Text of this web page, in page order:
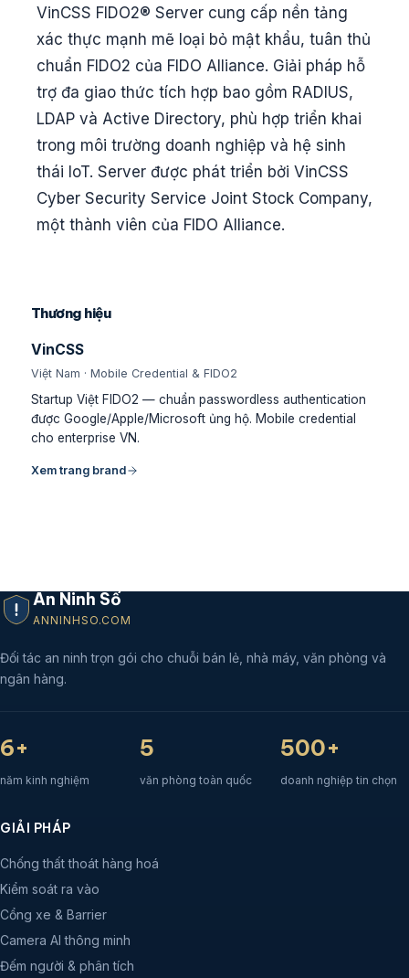
VinCSS FIDO2® Server cung cấp nền tảng
xác thực mạnh mẽ loại bỏ mật khẩu, tuân thủ
chuẩn FIDO2 của FIDO Alliance. Giải pháp hỗ
trợ đa giao thức tích hợp bao gồm RADIUS,
LDAP và Active Directory, phù hợp triển khai
trong môi trường doanh nghiệp và hệ sinh
thái IoT. Server được phát triển bởi VinCSS
Cyber Security Service Joint Stock Company,
một thành viên của FIDO Alliance.
Thương hiệu
VinCSS
Việt Nam · Mobile Credential & FIDO2
Startup Việt FIDO2 — chuẩn passwordless authentication
được Google/Apple/Microsoft ủng hộ. Mobile credential
cho enterprise VN.
Xem trang brand
An Ninh Số
ANNINHSO.COM
Đối tác an ninh trọn gói cho chuỗi bán lẻ, nhà máy, văn phòng và
ngân hàng.
6+
năm kinh nghiệm
5
văn phòng toàn quốc
500+
doanh nghiệp tin chọn
GIẢI PHÁP
Chống thất thoát hàng hoá
Kiểm soát ra vào
Cổng xe & Barrier
Camera AI thông minh
Đếm người & phân tích